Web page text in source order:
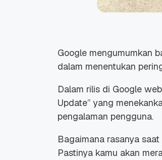
Google mengumumkan
dalam menentukan
Dalam rilis di Google
Update” yang
pengalaman pengguna.
Bagaimana rasanya
Pastinya kamu akan